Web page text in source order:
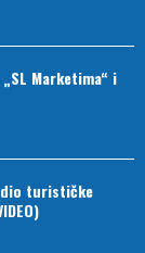
Marketima“ i
dio turističke